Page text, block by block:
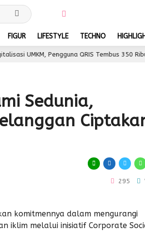
FIGUR LIFESTYLE TECHNO
QRIS Tembus 350 Ribu 22
Sedunia,
295
komitmennya dalam mengurangi
iklim melalui inisiatif Corporate